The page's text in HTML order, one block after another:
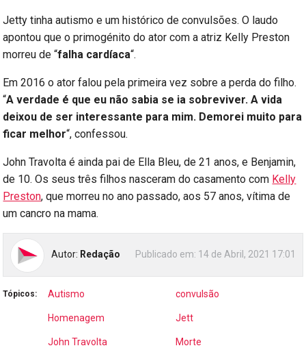
Jetty tinha autismo e um histórico de convulsões. O laudo
apontou que o primogénito do ator com a atriz Kelly Preston
morreu de “falha cardíaca“.
Em 2016 o ator falou pela primeira vez sobre a perda do filho.
“A verdade é que eu não sabia se ia sobreviver. A vida
deixou de ser interessante para mim. Demorei muito para
ficar melhor“, confessou.
John Travolta é ainda pai de Ella Bleu, de 21 anos, e Benjamin,
de 10. Os seus três filhos nasceram do casamento com Kelly
Preston, que morreu no ano passado, aos 57 anos, vítima de
um cancro na mama.
Autor: Redação Publicado em: 14 de Abril, 2021 17:01
Tópicos: Autismo convulsão
Homenagem Jett
John Travolta Morte